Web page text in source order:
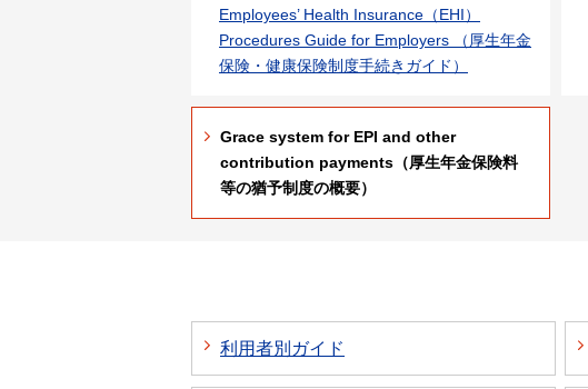
Employees’ Health Insurance（EHI）
Procedures Guide for Employers （厚生年金
保険・健康保険制度手続きガイド）
Grace system for EPI and other
contribution payments（厚生年金保険料
等の猶予制度の概要）
利用者別ガイド